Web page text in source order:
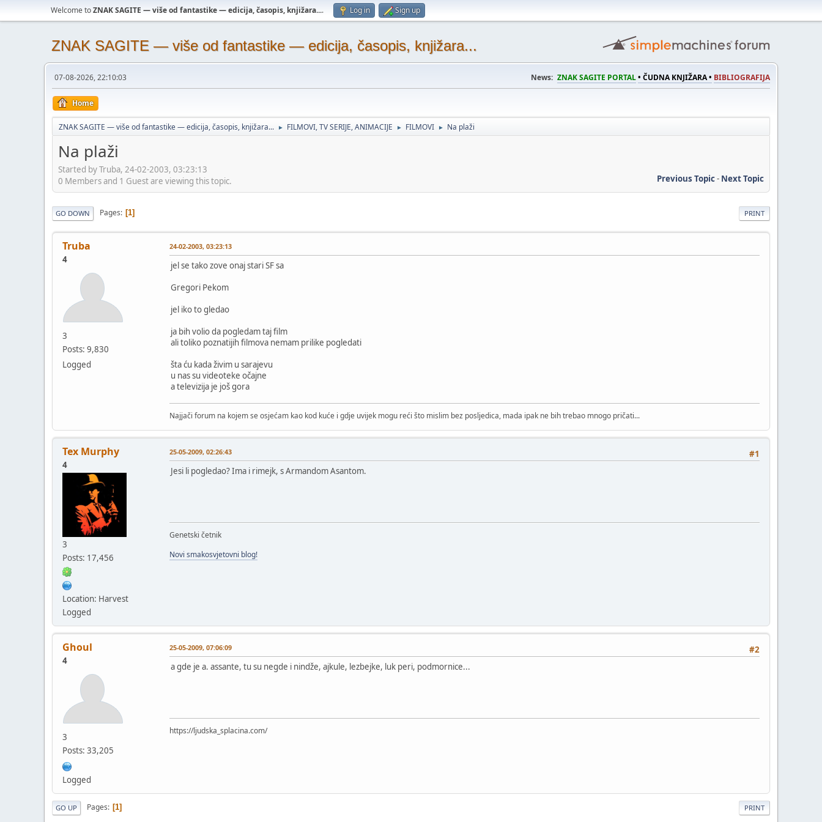
Welcome toZNAK SAGITE — više od fantastike — edicija, časopis, knjižara.... Log in Sign up
ZNAK SAGITE — više od fantastike — edicija, časopis, knjižara...
07-08-2026, 22:10:03 News: ZNAK SAGITE PORTAL• ČUDNA KNJIŽARA • BIBLIOGRAFIJA
Home
ZNAK SAGITE — više od fantastike — edicija, časopis, knjižara... ► FILMOVI, TV SERIJE, ANIMACIJE ► FILMOVI ► Na plaži
Na plaži
Started by Truba, 24-02-2003, 03:23:13
Previous Topic- Next Topic
0 Members and 1 Guest are viewing this topic.
PRINT
GO DOWN Pages 1
Truba
4
3
Posts: 9,830
Logged
24-02-2003, 03:23:13
jel se tako zove onaj stari SF sa
Gregori Pekom
jel iko to gledao
ja bih volio da pogledam taj film
ali toliko poznatijih filmova nemam prilike pogledati
šta ću kada živim u sarajevu
u nas su videoteke očajne
a televizija je još gora
Najjači forum na kojem se osjećam kao kod kuće i gdje uvijek mogu reći što mislim bez posljedica, mada ipak ne bih trebao mnogo pričati...
Tex Murphy
4
3
Posts: 17,456
Location: Harvest
Logged
#1
25-05-2009, 02:26:43
Jesi li pogledao? Ima i rimejk, s Armandom Asantom.
Genetski četnik
Novi smakosvjetovni blog!
Ghoul
4
3
Posts: 33,205
Logged
#2
25-05-2009, 07:06:09
a gde je a. assante, tu su negde i nindže, ajkule, lezbejke, luk peri, podmornice...
https://ljudska_splacina.com/
PRINT
GO UP Pages 1